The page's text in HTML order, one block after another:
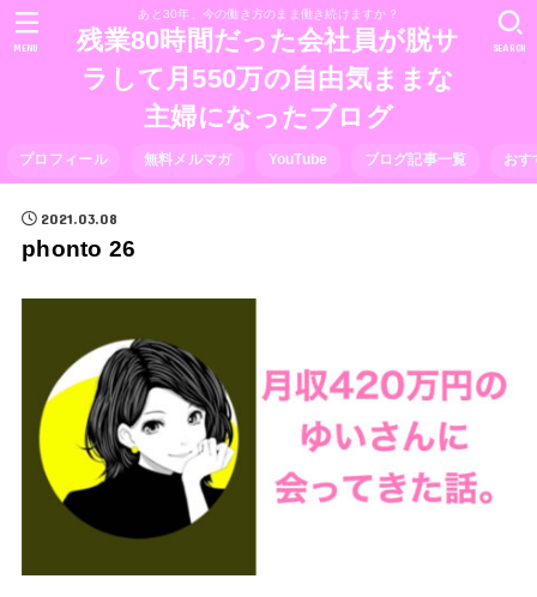
あと30年、今の働き方のまま働き続けますか？
残業80時間だった会社員が脱サ
ラして月550万の自由気ままな
主婦になったブログ
プロフィール 無料メルマガ YouTube ブログ記事一覧 おす
SEARCH
MENU
2021.03.08
phonto 26